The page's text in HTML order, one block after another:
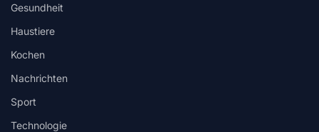
Gesundheit
Haustiere
Kochen
Nachrichten
Sport
Technologie